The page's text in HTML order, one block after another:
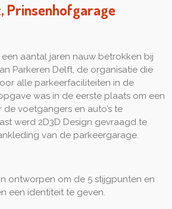
Prinsenhofgarage
een aantal jaren nauw betrokken bij
Parkeren Delft, de organisatie die
alle parkeerfaciliteiten in de
was in de eerste plaats om een
voetgangers en auto’s te
werd 2D3D Design gevraagd te
van de parkeergarage.
ontworpen om de 5 stijgpunten en
een identiteit te geven.